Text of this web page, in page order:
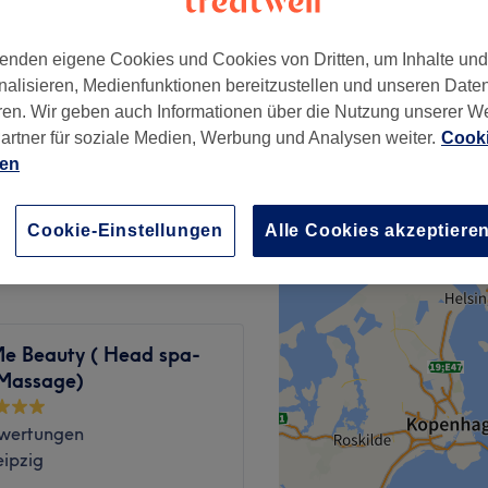
60 €
95 €
Beauty ( Head spa-
eigene Cookies und Cookies von Dritten, um Inhalte
Medienfunktionen bereitzustellen und unseren
Wir geben auch Informationen über die Nutzung unserer
für soziale Medien, Werbung und Analysen weiter.
Cookie-Einstellungen Alle Cookies